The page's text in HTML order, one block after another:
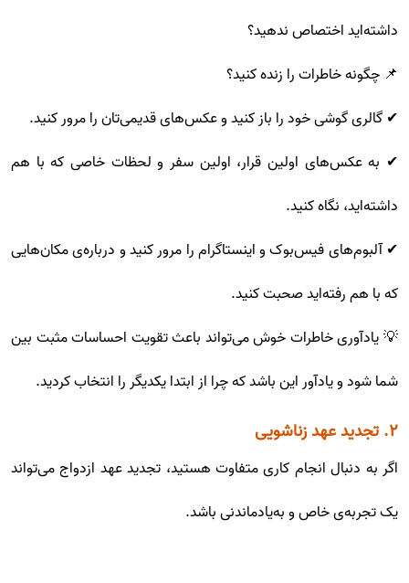
داشته‌اید اختصاص ندهید؟
📌 چگونه خاطرات را زنده کنید؟
✔ گالری گوشی خود را باز کنید و عکس‌های قدیمی‌تان را مرور کنید.
✔ به عکس‌های اولین قرار، اولین سفر و لحظات خاصی که با هم
داشته‌اید، نگاه کنید.
✔ آلبوم‌های فیس‌بوک و اینستاگرام را مرور کنید و درباره‌ی مکان‌هایی
که با هم رفته‌اید صحبت کنید.
💡 یادآوری خاطرات خوش می‌تواند باعث تقویت احساسات مثبت بین
شما شود و یادآور این باشد که چرا از ابتدا یکدیگر را انتخاب کردید.
۲. تجدید عهد زناشویی
اگر به دنبال انجام کاری متفاوت هستید، تجدید عهد ازدواج می‌تواند
یک تجربه‌ی خاص و به‌یادماندنی باشد.